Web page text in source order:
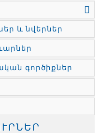
և նվերներ
գործիքներ